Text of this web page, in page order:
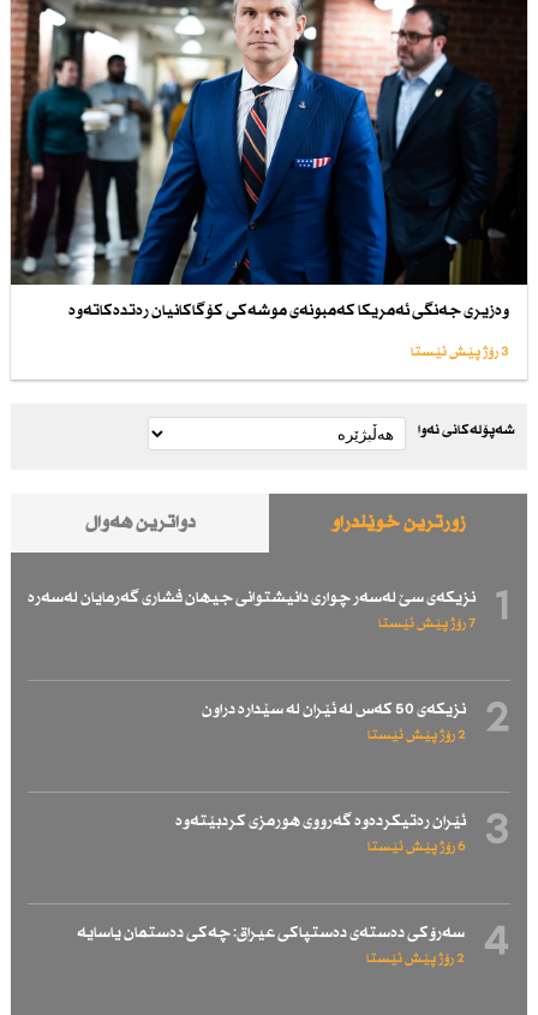
وەزیری جەنگی ئەمریكا كەمبونەی موشەكی كۆگاكانیان رەتدەكاتەوە
3 رۆژ پێش ئێستا
شەپۆلەکانی نەوا
زۆرترین خوێندراو دواترین هەواڵ
1 نزیكەی سێ لەسەر چواری دانیشتوانی جیهان فشاری گەرمایان لەسەرە
7 رۆژ پێش ئێستا
2 نزیكەی 50 كەس لە ئێران لە سێدارە دراون
2 رۆژ پێش ئێستا
3 ئێران رەتیكردەوە گەرووی هورمزی كردبێتەوە
6 رۆژ پێش ئێستا
4 سەرۆكی دەستەی دەستپاكی عیراق: چەكی دەستمان یاسایە
2 رۆژ پێش ئێستا